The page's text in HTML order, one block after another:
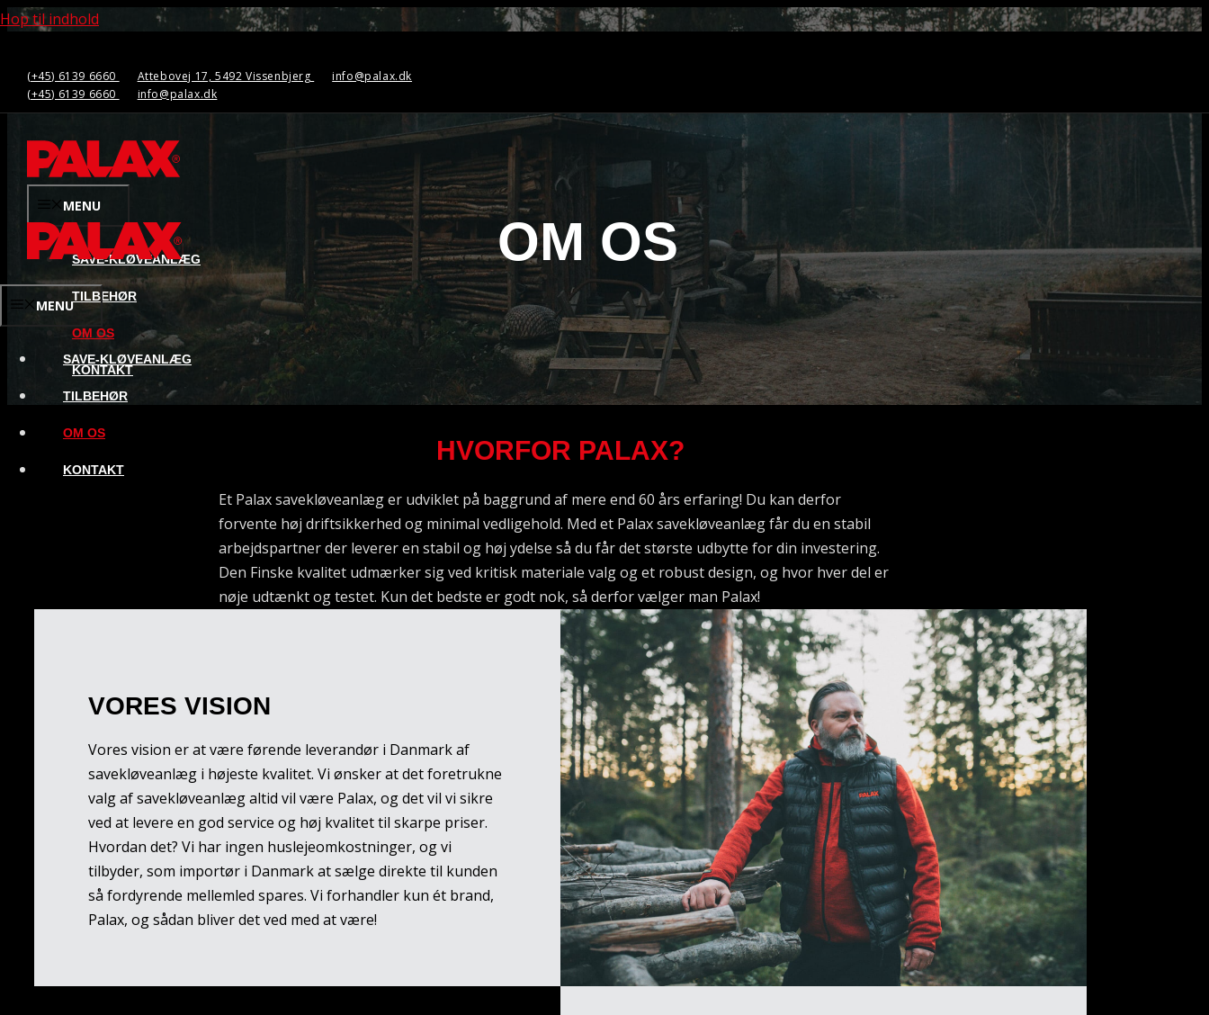
Hop til indhold
(+45) 6139 6660 Attebovej 17, 5492 Vissenbjerg
info@palax.dk
(+45) 6139 6660
info@palax.dk
MENU
SAVE-KLØVEANLÆG
TILBEHØR
OM OS
KONTAKT
MENU
SAVE-KLØVEANLÆG
TILBEHØR
OM OS
KONTAKT
OM OS
HVORFOR PALAX?
Et Palax savekløveanlæg er udviklet på baggrund af mere end 60 års erfaring! Du kan derfor
forvente høj driftsikkerhed og minimal vedligehold. Med et Palax savekløveanlæg får du en stabil
arbejdspartner der leverer en stabil og høj ydelse så du får det største udbytte for din investering.
Den Finske kvalitet udmærker sig ved kritisk materiale valg og et robust design, og hvor hver del er
nøje udtænkt og testet. Kun det bedste er godt nok, så derfor vælger man Palax!
VORES VISION
Vores vision er at være førende leverandør i Danmark af
savekløveanlæg i højeste kvalitet. Vi ønsker at det foretrukne
valg af savekløveanlæg altid vil være Palax, og det vil vi sikre
ved at levere en god service og høj kvalitet til skarpe priser.
Hvordan det? Vi har ingen huslejeomkostninger, og vi
tilbyder, som importør i Danmark at sælge direkte til kunden
så fordyrende mellemled spares. Vi forhandler kun ét brand,
Palax, og sådan bliver det ved med at være!